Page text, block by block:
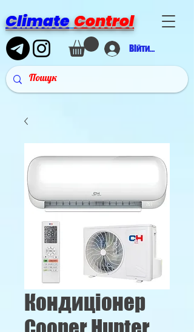
Climate Control
Війти в аккаунт
Кондицiонер